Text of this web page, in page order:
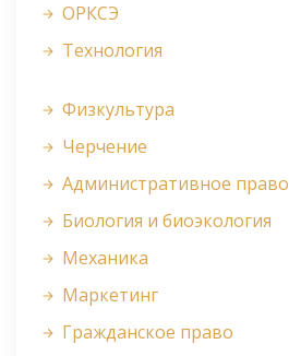
ОРКСЭ
Технология
Физкультура
Черчение
Административное право
Биология и биоэкология
Механика
Маркетинг
Гражданское право